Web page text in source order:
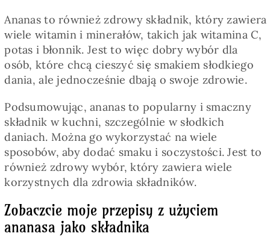
Polski
Ananas to również zdrowy składnik, który zawiera
wiele witamin i minerałów, takich jak witamina C,
potas i błonnik. Jest to więc dobry wybór dla
osób, które chcą cieszyć się smakiem słodkiego
dania, ale jednocześnie dbają o swoje zdrowie.
Podsumowując, ananas to popularny i smaczny
składnik w kuchni, szczególnie w słodkich
daniach. Można go wykorzystać na wiele
sposobów, aby dodać smaku i soczystości. Jest to
również zdrowy wybór, który zawiera wiele
korzystnych dla zdrowia składników.
Zobaczcie moje przepisy z użyciem
ananasa jako składnika